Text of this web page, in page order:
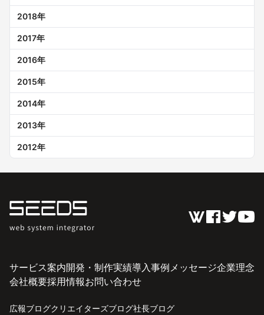
2018年
2017年
2016年
2015年
2014年
2013年
2012年
サービス案内開発・制作実績導入事例メッセージ企業理念
会社概要採用情報お問い合わせ
広報ブログクリエイターズブログ社長ブログ